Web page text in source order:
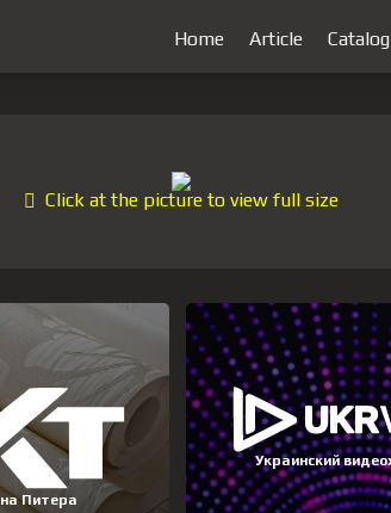
Home Article Catalog
Click at the picture to view full size